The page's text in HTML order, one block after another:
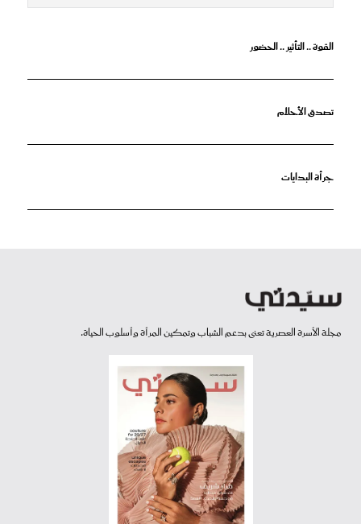
القوة .. التأثير .. الحضور
تصدق الأحلام
جرأة البدايات
مجلة الأسرة العصرية تعنى بدعم الشباب وتمكين المرأة وأسلوب الحياة.